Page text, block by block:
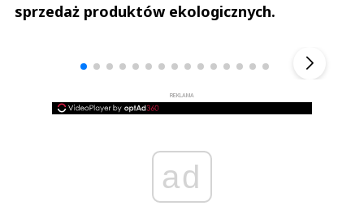
sprzedaż produktów ekologicznych.
REKLAMA
ad